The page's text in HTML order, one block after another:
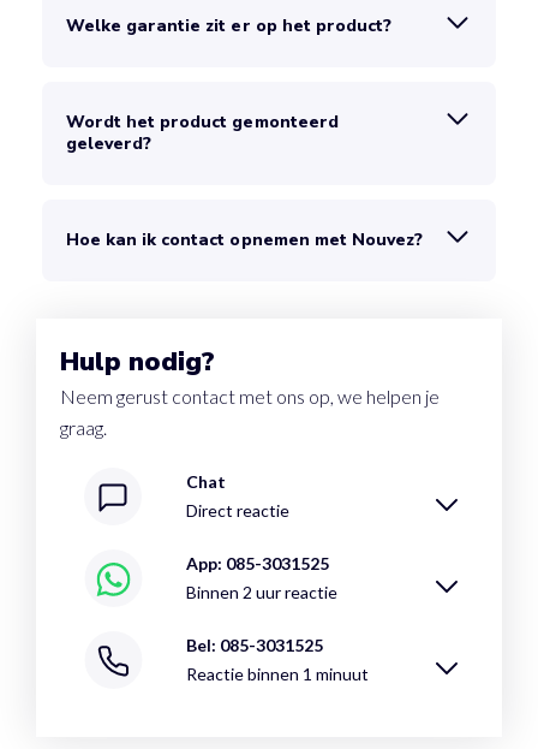
Welke garantie zit er op het product?
Wordt het product gemonteerd
geleverd?
Hoe kan ik contact opnemen met Nouvez?
Hulp nodig?
Neem gerust contact met ons op, we helpen je
graag.
Chat
Direct reactie
App: 085-3031525
Binnen 2 uur reactie
Bel: 085-3031525
Reactie binnen 1 minuut